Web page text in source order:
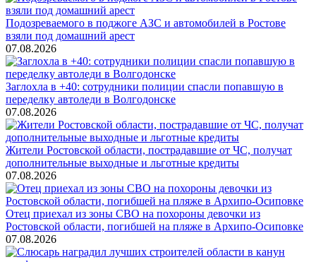
Подозреваемого в поджоге АЗС и автомобилей в Ростове
взяли под домашний арест
07.08.2026
Заглохла в +40: сотрудники полиции спасли попавшую в
переделку автоледи в Волгодонске
07.08.2026
Жители Ростовской области, пострадавшие от ЧС, получат
дополнительные выходные и льготные кредиты
07.08.2026
Отец приехал из зоны СВО на похороны девочки из
Ростовской области, погибшей на пляже в Архипо-Осиповке
07.08.2026